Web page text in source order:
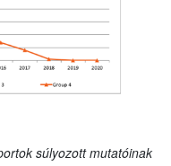
súlyozott mutatóinak